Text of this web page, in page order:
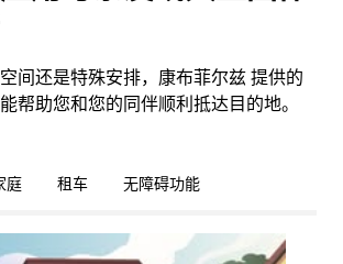
间还是特殊安排，康布菲尔兹 提供的
帮助您和您的同伴顺利抵达目的地。
庭 租车 无障碍功能